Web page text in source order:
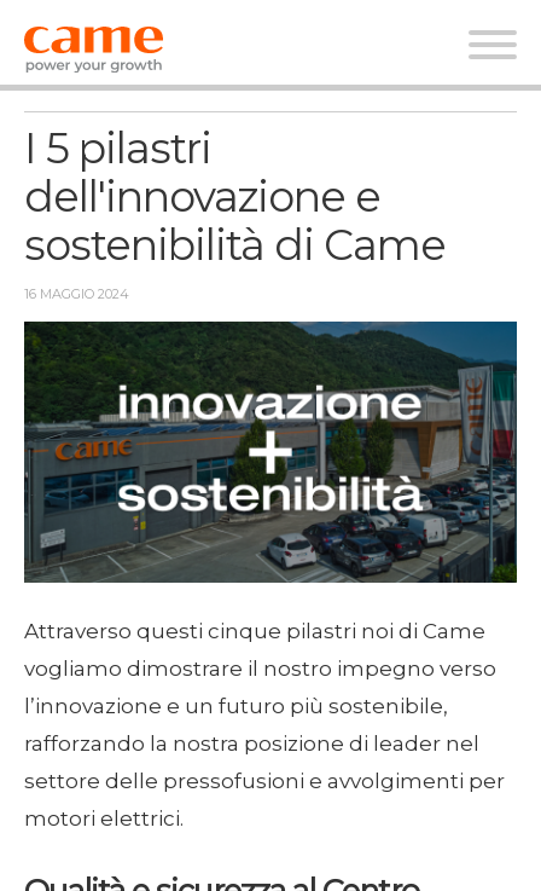
News
I 5 pilastri
dell'innovazione e
sostenibilità di Came
16 MAGGIO 2024
Attraverso questi cinque pilastri noi di Came
vogliamo dimostrare il nostro impegno verso
l’innovazione e un futuro più sostenibile,
rafforzando la nostra posizione di leader nel
settore delle pressofusioni e avvolgimenti per
motori elettrici.